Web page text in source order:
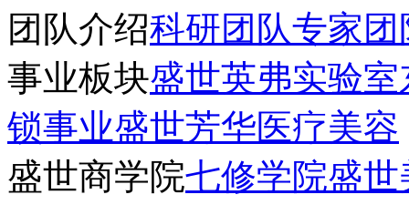
团队介绍科研团队专家团
事业板块盛世英弗实验室
锁事业盛世芳华医疗美容
盛世商学院七修学院盛世